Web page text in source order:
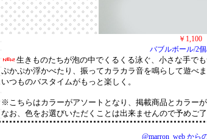
￥1,100
バブルボール/2
生きものたちが泡の中でくるくる泳ぐ、小さな手でも
ぷかぷか浮かべたり、振ってカラカラ音を鳴らして遊べま
いつものバスタイムがもっと楽しく。
※こちらはカラーがアソートとなり、掲載商品とカラーが
なお、色をお選びいただくことは出来ませんので予めご了
@marron_web から